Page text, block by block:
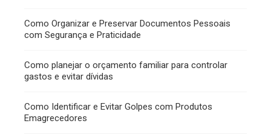
Como Organizar e Preservar Documentos Pessoais
com Segurança e Praticidade
Como planejar o orçamento familiar para controlar
gastos e evitar dívidas
Como Identificar e Evitar Golpes com Produtos
Emagrecedores